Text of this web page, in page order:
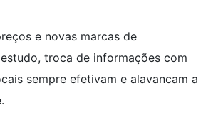
e novas marcas de
troca de informações com
sempre efetivam e alavancam a